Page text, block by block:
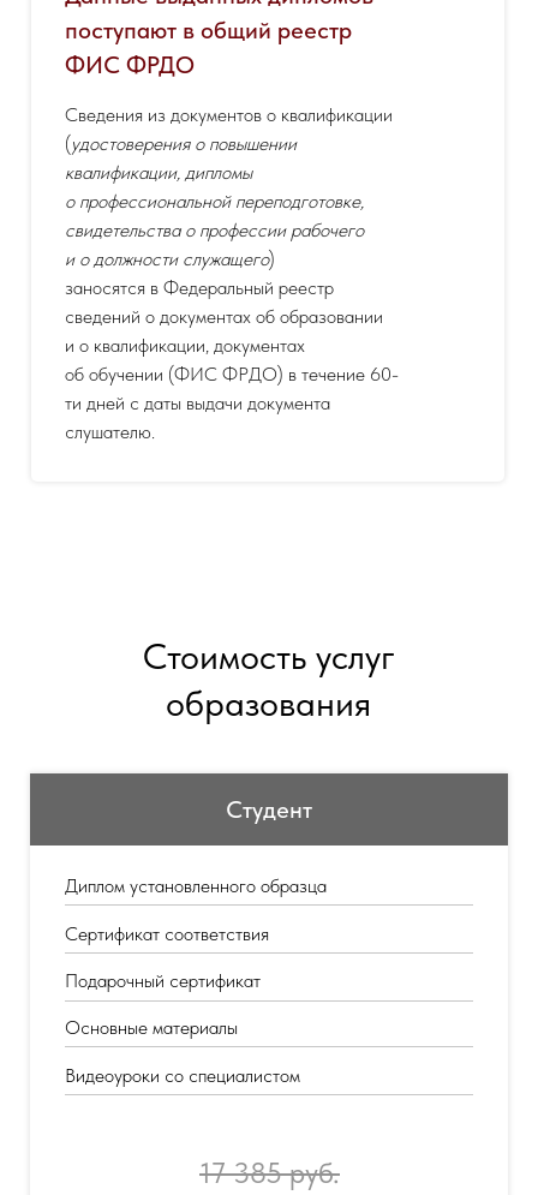
Сведения из документов о квалификации
(удостоверения о повышении
квалификации, дипломы
о профессиональной переподготовке,
свидетельства о профессии рабочего
и о должности служащего)
поступают в общий реестр
ФИС ФРДО
заносятся в Федеральный реестр
сведений о документах об образовании
и о квалификации, документах
об обучении (ФИС ФРДО) в течение 60-
ти дней с даты выдачи документа
слушателю.
Стоимость услуг
образования
17 385 руб.
Диплом установленного образца
Сертификат соответствия
Подарочный сертификат
Основные материалы
Видеоуроки со специалистом
Студент